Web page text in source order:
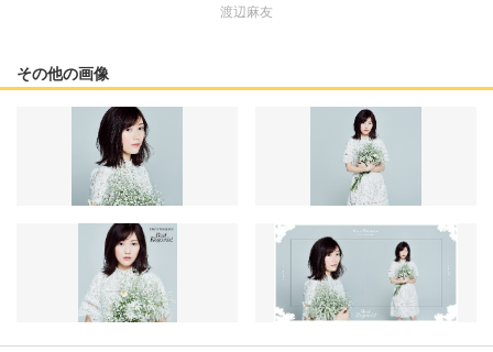
渡辺麻友
その他の画像